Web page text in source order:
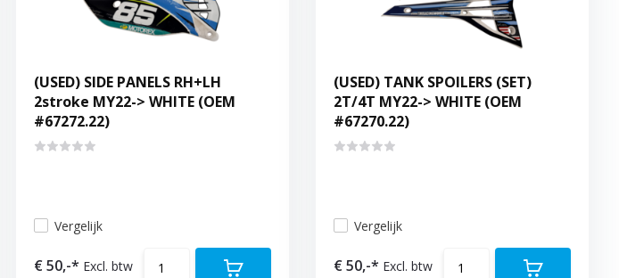
(USED) SIDE PANELS RH+LH
2stroke MY22-> WHITE (OEM
#67272.22)
Vergelijk
€ 50,-* Excl. btw
(USED) TANK SPOILERS (SET)
2T/4T MY22-> WHITE (OEM
#67270.22)
Vergelijk
€ 50,-* Excl. btw